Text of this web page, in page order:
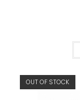
OUT OF STOCK